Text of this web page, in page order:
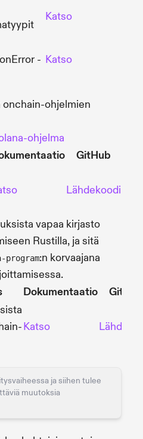
Katso
- Katso
onchain-ohjelmien
ohjelma
GitHub
Lähdekoodi
vapaa kirjasto
Rustilla, ja sitä
program:n korvaajana
Dokumentaatio GitHub
Katso
ja siihen tulee
muutoksia